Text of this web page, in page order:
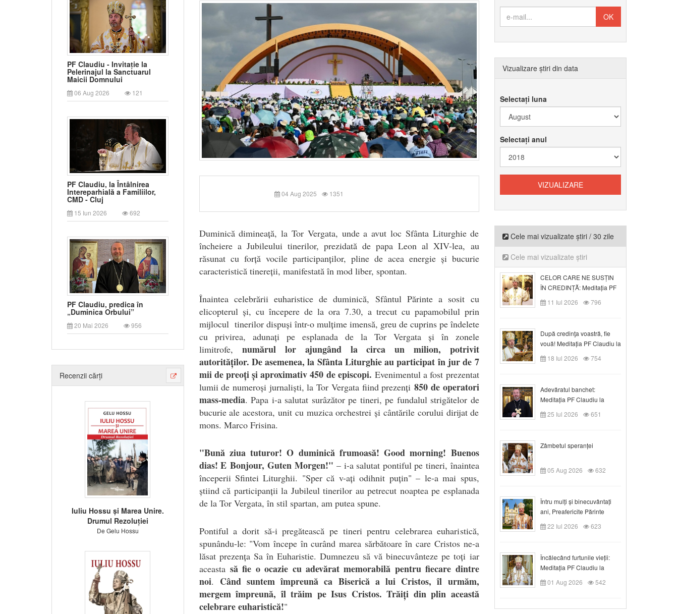
PF Claudiu - Invitație la
Pelerinajul la Sanctuarul
Maicii Domnului
06 Aug 2026 121
PF Claudiu, la Întâlnirea
Intereparhială a Familiilor,
CMD - Cluj
15 Iun 2026 692
PF Claudiu, predica în
„Duminica Orbului”
20 Mai 2026 956
Recenzii cărți
Iuliu Hossu și Marea Unire.
Drumul Rezoluției
De Gelu Hossu
04 Aug 2025 1351
Duminică dimineață, la Tor Vergata, unde a avut loc Sfânta Liturghie de
încheiere a Jubileului tinerilor, prezidată de papa Leon al XIV-lea, au
răsunat cu forță vocile participanților, pline de acea energie și bucurie
caracteristică tinereții, manifestată în mod liber, spontan.
Înaintea celebrării euharistice de duminică, Sfântul Părinte a sosit cu
elicopterul și, cu începere de la ora 7.30, a trecut cu papamobilul prin
mijlocul tinerilor dispuși într-o mulțime imensă, greu de cuprins pe îndelete
cu privirea, adunați pe esplanada de la Tor Vergata și în zonele
limitrofe,numărul lor ajungând la circa un milion, potrivit
autorităților. De asemenea, la Sfânta Liturghie au participat în jur de 7
mii de preoți și aproximativ 450 de episcopi. Evenimentul a fost prezentat
lumii de numeroși jurnaliști, la Tor Vergata fiind prezenți850 de operatori
mass-media. Papa i-a salutat surâzător pe tineri, pe fundalul strigătelor de
bucurie ale acestora, unit cu muzica orchestrei și cântările corului dirijat de
mons. Marco Frisina.
"Bună ziua tuturor! O duminică frumoasă! Good morning! Buenos
dias! E Bonjour, Guten Morgen!"– i-a salutat pontiful pe tineri, înaintea
începerii Sfintei Liturghii. "Sper că v-ați odihnit puțin" – le-a mai spus,
știind că participanții la Jubileul tinerilor au petrecut noaptea pe esplanada
de la Tor Vergata, în stil spartan, am putea spune.
Pontiful a dorit să-i pregătească pe tineri pentru celebrarea euharistică,
spunându-le: "Vom începe în curând marea sărbătoare în care Cristos ne-a
lăsat prezența Sa în Euharistie. Dumnezeu să vă binecuvânteze pe toți iar
aceasta să fie o ocazie cu adevărat memorabilă pentru fiecare dintre
noi. Când suntem împreună ca Biserică a lui Cristos, îl urmăm,
mergem împreună, îl trăim pe Isus Cristos. Trăiți din plin această
celebrare euharistică!"
Vizualizare știri din data
Selectați luna
Selectați anul
Cele mai vizualizate știri / 30 zile
Cele mai vizualizate știri
CELOR CARE NE SUSȚIN
ÎN CREDINȚĂ: Meditația PF
Claudiu la Duminica a VI-a
după Rusalii
11 Iul 2026 796
După credinţa voastră, fie
vouă! Meditația PF Claudiu la
duminica a VII-a după Rusalii
18 Iul 2026 754
Adevăratul banchet:
Meditația PF Claudiu la
Duminica a VIII-a după
Rusalii
25 Iul 2026 651
Zâmbetul speranței
05 Aug 2026 632
Întru mulți și binecuvântați
ani, Preafericite Părinte
Claudiu!
22 Iul 2026 623
Încălecând furtunile vieții:
Meditația PF Claudiu la
Duminica a IX-a după Rusalii
01 Aug 2026 542